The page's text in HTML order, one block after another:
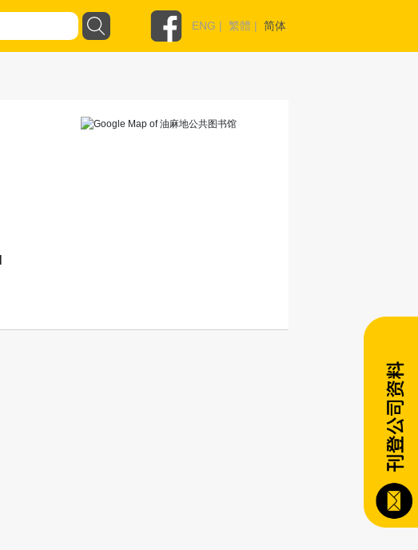
ENG | 繁體 | 简体